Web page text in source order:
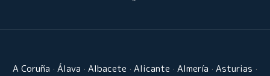
A Coruña · Álava · Albacete · Alicante · Almería · Asturias ·